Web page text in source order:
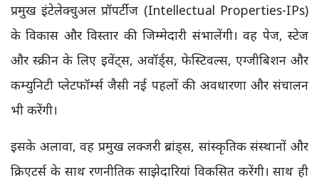
प्रमुख इंटेलेक्चुअल प्रॉपर्टीज (Intellectual Properties-IPs)
के विकास और विस्तार की जिम्मेदारी संभालेंगी। वह पेज, स्टेज
और स्क्रीन के लिए इवेंट्स, अवॉर्ड्स, फेस्टिवल्स, एग्जीबिशन और
कम्युनिटी प्लेटफॉर्म्स जैसी नई पहलों की अवधारणा और संचालन
भी करेंगी।
इसके अलावा, वह प्रमुख लक्जरी ब्रांड्स, सांस्कृतिक संस्थानों और
क्रिएटर्स के साथ रणनीतिक साझेदारियां विकसित करेंगी। साथ ही